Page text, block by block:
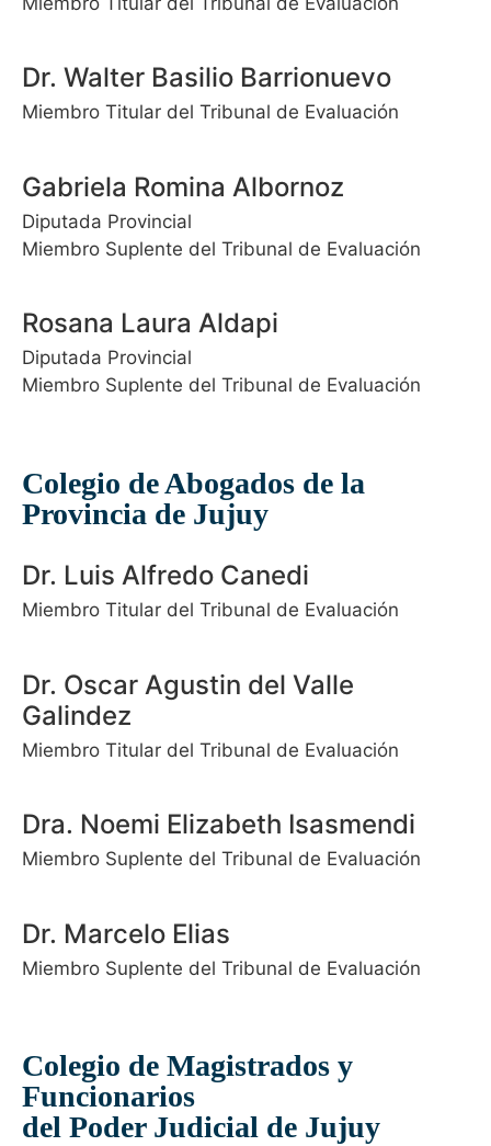
Dr. Walter Basilio Barrionuevo
Miembro Titular del Tribunal de Evaluación
Gabriela Romina Albornoz
Diputada Provincial
Miembro Suplente del Tribunal de Evaluación
Rosana Laura Aldapi
Diputada Provincial
Miembro Suplente del Tribunal de Evaluación
Colegio de Abogados de la
Provincia de Jujuy
Dr. Luis Alfredo Canedi
Miembro Titular del Tribunal de Evaluación
Dr. Oscar Agustin del Valle
Galindez
Miembro Titular del Tribunal de Evaluación
Dra. Noemi Elizabeth Isasmendi
Miembro Suplente del Tribunal de Evaluación
Dr. Marcelo Elias
Miembro Suplente del Tribunal de Evaluación
Colegio de Magistrados y
Funcionarios
del Poder Judicial de Jujuy